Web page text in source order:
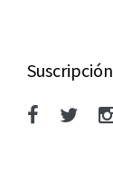
Suscripción